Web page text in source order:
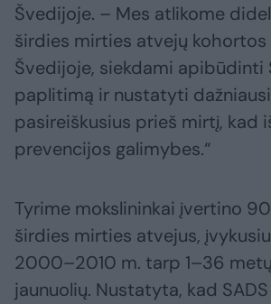
Švedijoje. – Mes atlikome
širdies mirties atvejų kohortos
Švedijoje, siekdami apibūdinti
paplitimą ir nustatyti
pasireiškusius prieš mirtį, kad
prevencijos galimybes.“
Tyrime mokslininkai įvertino
širdies mirties atvejus,
2000–2010 m. tarp 1–36
jaunuolių. Nustatyta, kad